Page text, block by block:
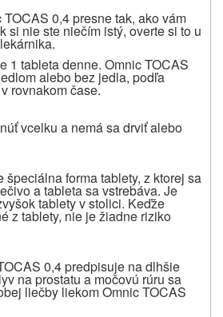
0,4 presne tak, ako vám
si nie ste niečím istý, overte si to u
1 tableta denne. Omnic TOCAS
alebo bez jedla, podľa
rovnakom čase.
vcelku a nemá sa drviť alebo
špeciálna forma tablety, z ktorej sa
a tableta sa vstrebáva. Je
tablety v stolici. Keďže
z tablety, nie je žiadne riziko
0,4 predpisuje na dlhšie
na prostatu a močovú rúru sa
liečby liekom Omnic TOCAS